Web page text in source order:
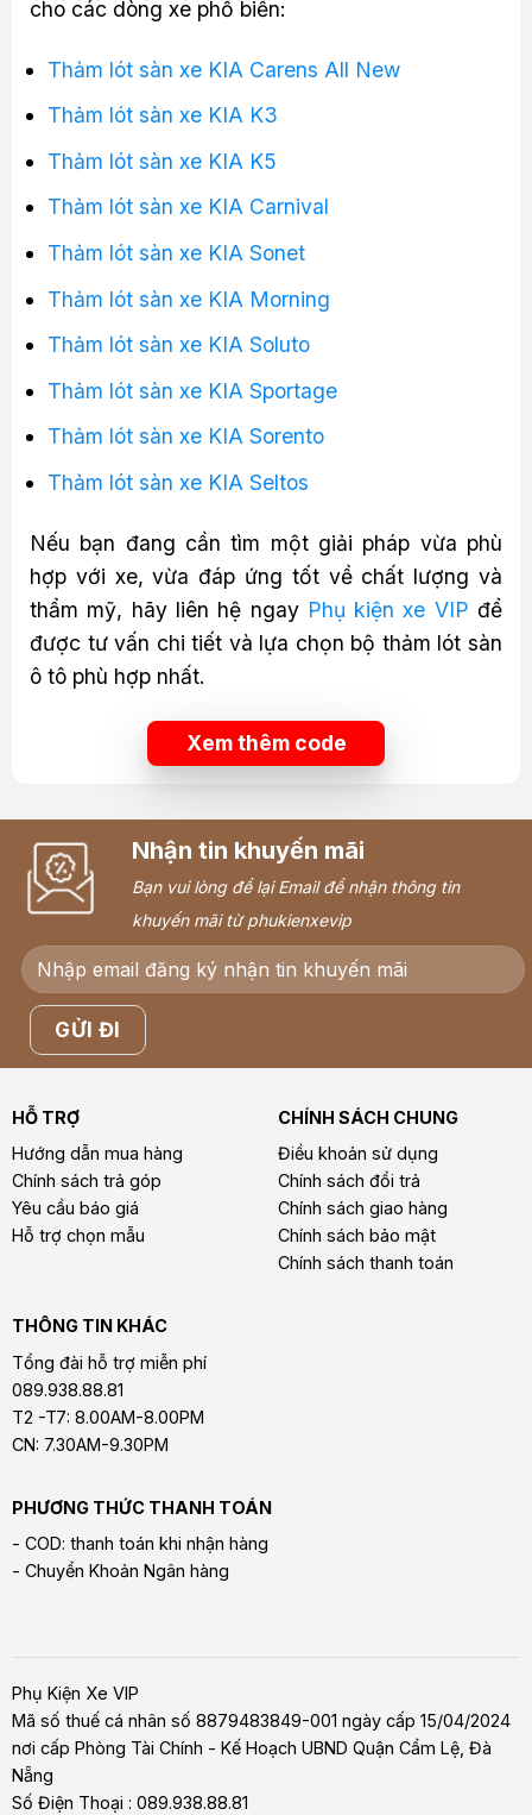
cho các dòng xe phổ biến:
Thảm lót sàn xe KIA Carens All New
Thảm lót sàn xe KIA K3
Thảm lót sàn xe KIA K5
Thảm lót sàn xe KIA Carnival
Thảm lót sàn xe KIA Sonet
Thảm lót sàn xe KIA Morning
Thảm lót sàn xe KIA Soluto
Thảm lót sàn xe KIA Sportage
Thảm lót sàn xe KIA Sorento
Thảm lót sàn xe KIA Seltos
Nếu bạn đang cần tìm một giải pháp vừa phù
hợp với xe, vừa đáp ứng tốt về chất lượng và
thẩm mỹ, hãy liên hệ ngay Phụ kiện xe VIP để
được tư vấn chi tiết và lựa chọn bộ thảm lót sàn
ô tô phù hợp nhất.
Xem thêm code
Nhận tin khuyến mãi
Bạn vui lòng để lại Email để nhận thông tin
khuyến mãi từ phukienxevip
HỖ TRỢ
Hướng dẫn mua hàng
Chính sách trả góp
Yêu cầu báo giá
Hỗ trợ chọn mẫu
CHÍNH SÁCH CHUNG
Điều khoản sử dụng
Chính sách đổi trả
Chính sách giao hàng
Chính sách bảo mật
Chính sách thanh toán
THÔNG TIN KHÁC
Tổng đài hỗ trợ miễn phí
089.938.88.81
T2 -T7: 8.00AM-8.00PM
CN: 7.30AM-9.30PM
PHƯƠNG THỨC THANH TOÁN
- COD: thanh toán khi nhận hàng
- Chuyển Khoản Ngân hàng
Phụ Kiện Xe VIP
Mã số thuế cá nhân số 8879483849-001 ngày cấp 15/04/2024
nơi cấp Phòng Tài Chính - Kế Hoạch UBND Quận Cẩm Lệ, Đà
Nẵng
Số Điện Thoại : 089.938.88.81